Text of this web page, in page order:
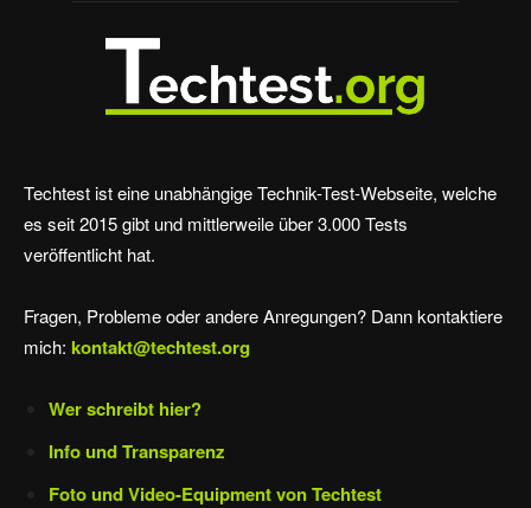
Techtest ist eine unabhängige Technik-Test-Webseite, welche
es seit 2015 gibt und mittlerweile über 3.000 Tests
veröffentlicht hat.
Fragen, Probleme oder andere Anregungen? Dann kontaktiere
mich: kontakt@techtest.org
Wer schreibt hier?
Info und Transparenz
Foto und Video-Equipment von Techtest